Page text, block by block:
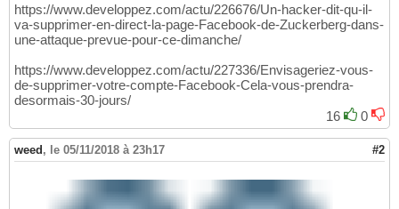
https://www.developpez.com/actu/226676/Un-hacker-dit-qu-il-
va-supprimer-en-direct-la-page-Facebook-de-Zuckerberg-dans-
une-attaque-prevue-pour-ce-dimanche/
https://www.developpez.com/actu/227336/Envisageriez-vous-
de-supprimer-votre-compte-Facebook-Cela-vous-prendra-
desormais-30-jours/
16
0
weed , le 05/11/2018 à 23h17 #2